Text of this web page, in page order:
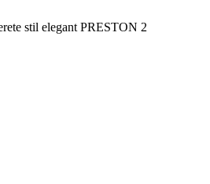
stil elegant PRESTON 2